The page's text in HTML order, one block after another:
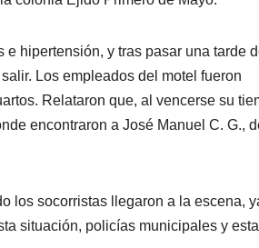
hipertensión, y tras pasar una tarde
Los empleados del motel fueron
Relataron que, al vencerse su
encontraron a José Manuel C. G.,
los socorristas llegaron a la escena,
situación, policías municipales y